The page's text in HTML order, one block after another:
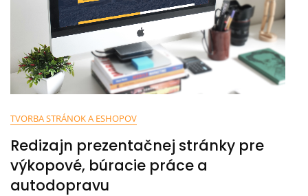
TVORBA STRÁNOK A ESHOPOV
Redizajn prezentačnej stránky pre
výkopové, búracie práce a
autodopravu